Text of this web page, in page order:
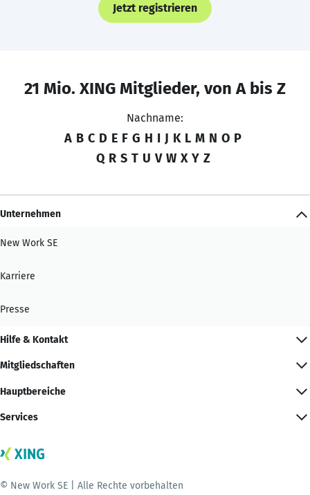
Jetzt registrieren
21 Mio. XING Mitglieder, von A bis Z
Nachname:
A B C D E F G H I J K L M N O P
Q R S T U V W X Y Z
Unternehmen
New Work SE
Karriere
Presse
Hilfe & Kontakt
Mitgliedschaften
Hauptbereiche
Services
© New Work SE | Alle Rechte vorbehalten